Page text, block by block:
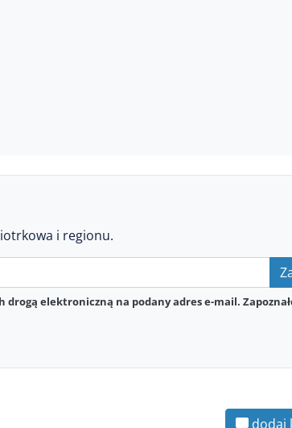
i regionu.
elektroniczną na podany adres e-mail.
dodaj